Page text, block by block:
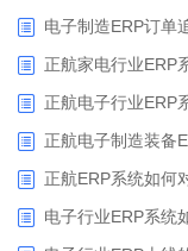
电子制造ERP订单
正航家电行业ERP
正航电子行业ERP
正航电子制造装备
正航ERP系统如何
电子行业ERP系统